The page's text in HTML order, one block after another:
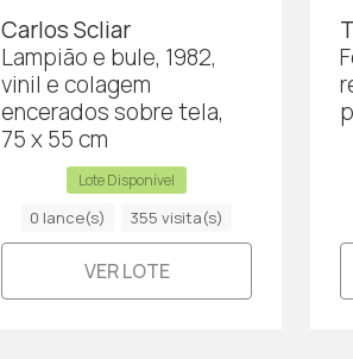
Carlos Scliar
Lampião e bule, 1982,
vinil e colagem
encerados sobre tela,
75 x 55 cm
Lote Disponível
0 lance(s) 355 visita(s)
VER LOTE